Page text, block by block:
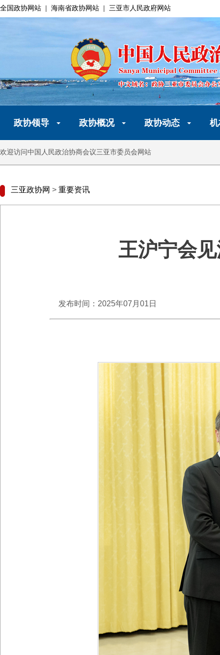
全国政协网站 | 海南省政协网站 | 三亚市人民政府网站
政协领导 政协概况 政协动态
欢迎访问中国人民政治协商会议三亚市委员会网站
三亚政协网 > 重要资讯
王沪宁会
发布时间：2025年07月01日